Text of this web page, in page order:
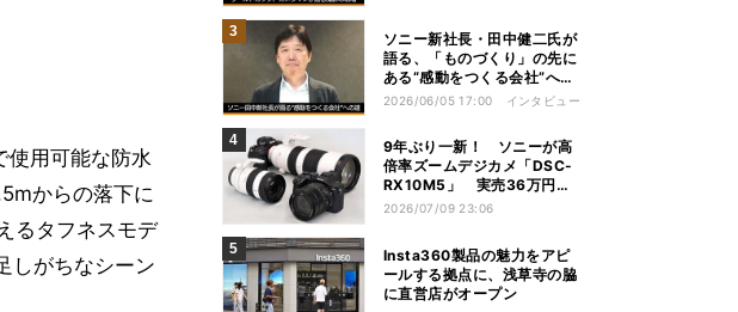
使用可能な防水
からの落下に
るタフネスモデ
しがちなシーン
ソニー新社長・田中健二氏が
語る、「ものづくり」の先に
ある“感動をつくる会社”への
道
2026/06/05 17:00 インタビュー
9年ぶり一新！ ソニーが高
倍率ズームデジカメ「DSC-
RX10M5」 実売36万円前
後
2026/07/09 23:06
Insta360製品の魅力をアピ
ールする拠点に、浅草寺の脇
に直営店がオープン